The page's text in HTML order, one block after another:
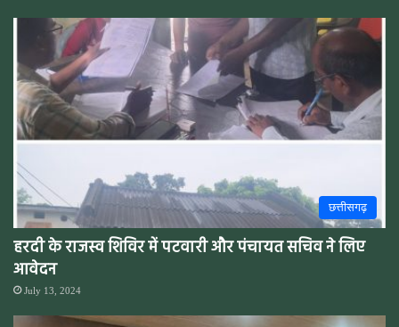
छत्तीसगढ़
हरदी के राजस्व शिविर में पटवारी और पंचायत सचिव ने लिए
आवेदन
July 13, 2024